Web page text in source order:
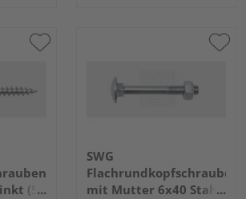
(50
SWG
Flachrundkopfschrauben
mit Mutter 6x40 Stahl